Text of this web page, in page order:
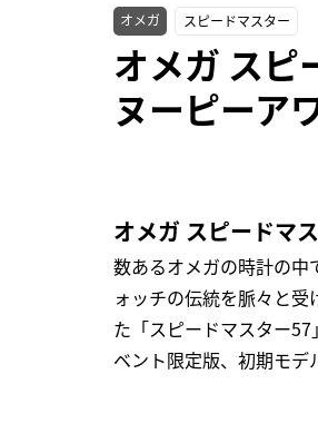
オメガ スピードマスター
オメガ スピ
ヌーピーア
オメガ スピードマ
数あるオメガの時計の中
ォッチの伝統を脈々と
た「スピードマスター
ベント限定版、初期モデ